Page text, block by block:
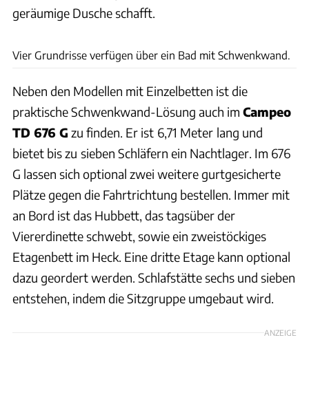
geräumige Dusche schafft.
Vier Grundrisse verfügen über ein Bad mit Schwenkwand.
Neben den Modellen mit Einzelbetten ist die
praktische Schwenkwand-Lösung auch im Campeo
TD 676 G zu finden. Er ist 6,71 Meter lang und
bietet bis zu sieben Schläfern ein Nachtlager. Im 676
G lassen sich optional zwei weitere gurtgesicherte
Plätze gegen die Fahrtrichtung bestellen. Immer mit
an Bord ist das Hubbett, das tagsüber der
Viererdinette schwebt, sowie ein zweistöckiges
Etagenbett im Heck. Eine dritte Etage kann optional
dazu geordert werden. Schlafstätte sechs und sieben
entstehen, indem die Sitzgruppe umgebaut wird.
ANZEIGE